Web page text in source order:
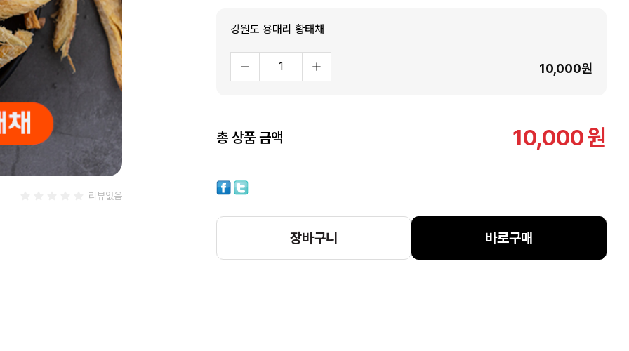
리뷰없음
강원도 용대리 황태채
10,000원
총 상품 금액 10,000원
장바구니 바로구매